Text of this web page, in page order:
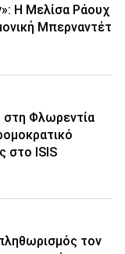
Η Μελίσα Ράουχ
Μπερναντέτ
στη Φλωρεντία
στο ISIS
τον